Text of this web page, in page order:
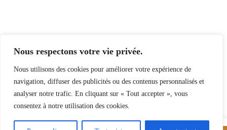
Nous respectons votre vie privée.
Nous utilisons des cookies pour améliorer votre expérience de
navigation, diffuser des publicités ou des contenus personnalisés et
analyser notre trafic. En cliquant sur « Tout accepter », vous
consentez à notre utilisation des cookies.